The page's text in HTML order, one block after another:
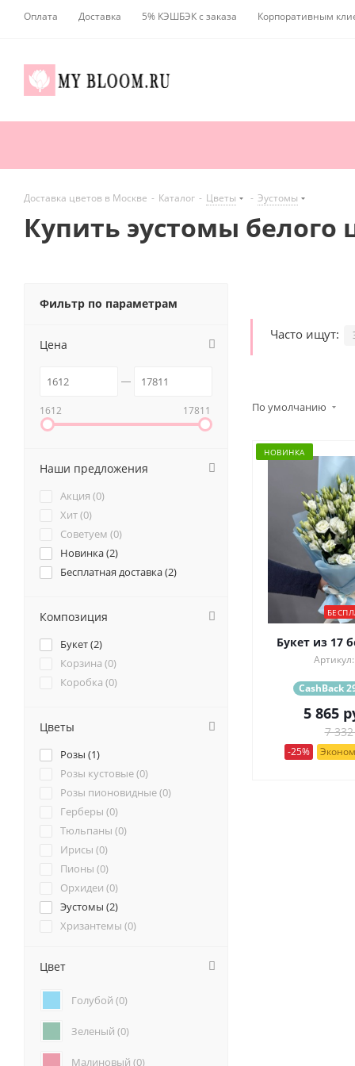
Оплата Доставка 5% КЭШБЭК с заказа Корпоративным
Доставка цветов в Москве - Каталог - Цветы - Эустомы
Купить эустомы белого
Часто ищут:
По умолчанию
НОВИНКА
Букет из 17
CashBack
5 865
7
-25%
Фильтр по параметрам
Цена
1612 17811
Наши предложения
Акция (0)
Хит (0)
Советуем (0)
Новинка (2)
Бесплатная доставка (2)
Композиция
Букет (2)
Корзина (0)
Коробка (0)
Цветы
Розы (1)
Розы кустовые (0)
Розы пионовидные (0)
Герберы (0)
Тюльпаны (0)
Ирисы (0)
Пионы (0)
Орхидеи (0)
Эустомы (2)
Хризантемы (0)
Ранункулюсы (
Гортензии (0)
Подсолнухи (0
Гвоздики (0)
Цвет
Голубой (0)
Зеленый (0)
Малиновый (0)